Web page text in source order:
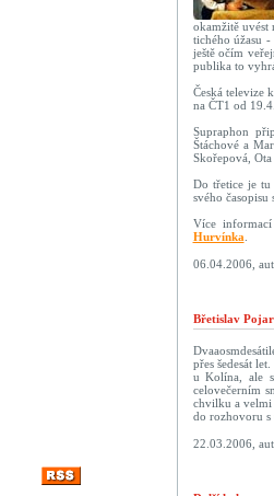
okamžitě uvést
tichého úžasu
ještě očím
publika to
Česká televize
na ČT1 od
Supraphon
Štáchové a
Skořepová,
Do třetice je
svého
Více
Hurvínka
06.04.2006,
Břetislav
přes šedesát
u Kolína, ale
celovečerním
chvilku a velmi
do rozhovoru s
22.03.2006,